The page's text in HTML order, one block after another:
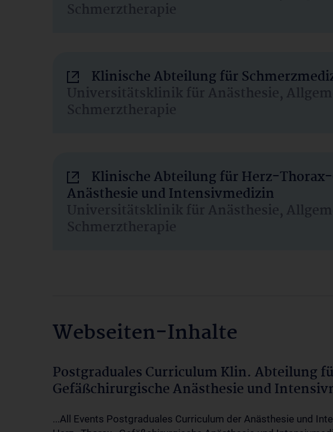
Schmerztherapie
Klinische Abteilung für
Universitätsklinik für Anästhesie,
Schmerztherapie
Klinische Abteilung für Herz-
Anästhesie und Intensivmedizin
Universitätsklinik für Anästhesie,
Schmerztherapie
Webseiten-Inhalte
Postgraduales Curriculum Klin. Abteilung
Gefäßchirurgische Anästhesie und
...All Events Postgraduales Curriculum der Anästhesie und